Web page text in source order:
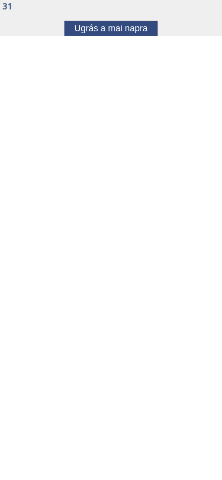
31
Ugrás a mai napra